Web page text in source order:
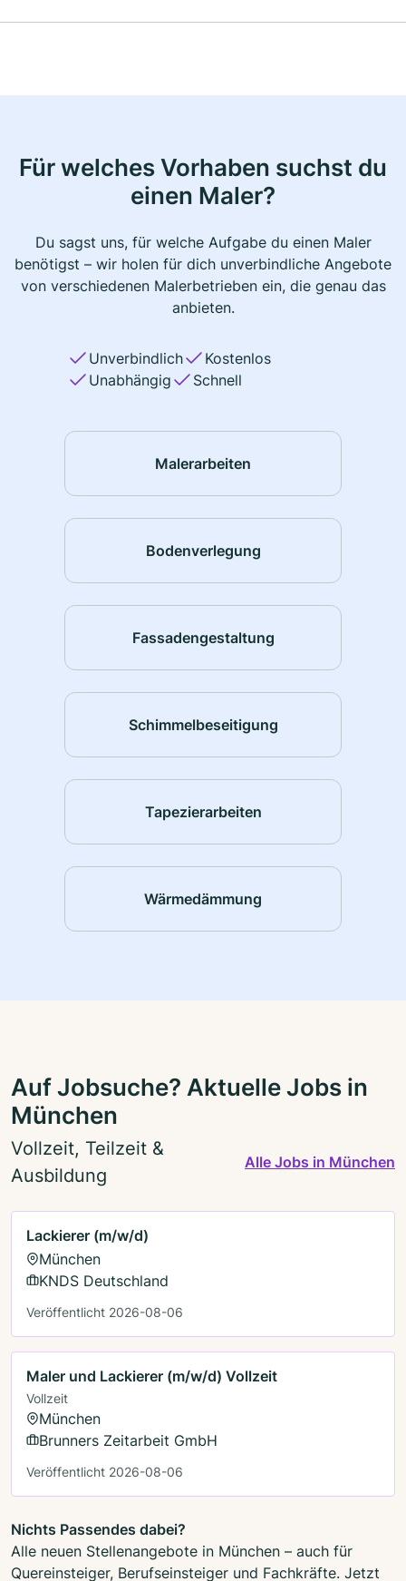
Für welches Vorhaben suchst du
einen Maler?
Du sagst uns, für welche Aufgabe du einen Maler
benötigst – wir holen für dich unverbindliche Angebote
von verschiedenen Malerbetrieben ein, die genau das
anbieten.
Unverbindlich
Kostenlos
Unabhängig
Schnell
Malerarbeiten
Bodenverlegung
Fassadengestaltung
Schimmelbeseitigung
Tapezierarbeiten
Wärmedämmung
Auf Jobsuche? Aktuelle Jobs in
München
Vollzeit, Teilzeit &
Ausbildung
Alle Jobs in München
Lackierer (m/w/d)
München
KNDS Deutschland
Veröffentlicht 2026-08-06
Maler und Lackierer (m/w/d) Vollzeit
Vollzeit
München
Brunners Zeitarbeit GmbH
Veröffentlicht 2026-08-06
Nichts Passendes dabei?
Alle neuen Stellenangebote in München – auch für
Quereinsteiger, Berufseinsteiger und Fachkräfte. Jetzt